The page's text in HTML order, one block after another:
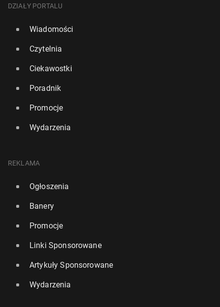
DZIAŁY PORTALU
Wiadomości
Czytelnia
Ciekawostki
Poradnik
Promocje
Wydarzenia
REKLAMA
Ogłoszenia
Banery
Promocje
Linki Sponsorowane
Artykuły Sponsorowane
Wydarzenia